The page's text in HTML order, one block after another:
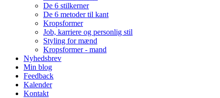
De 6 stilkerner
De 6 metoder til kant
Kropsformer
Job, karriere og personlig stil
Styling for mænd
Kropsformer - mand
Nyhedsbrev
Min blog
Feedback
Kalender
Kontakt